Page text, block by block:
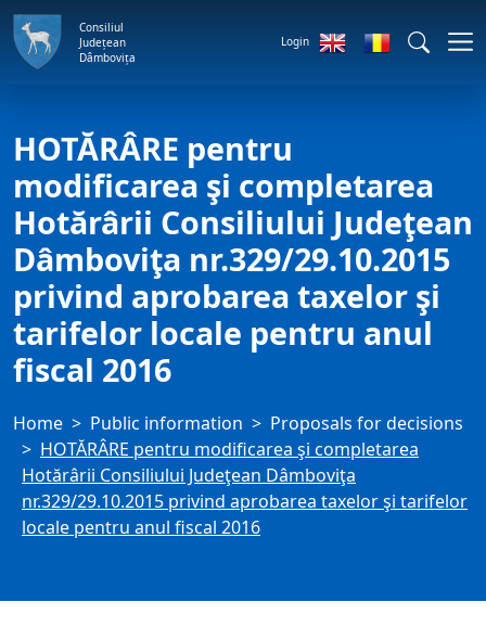
Consiliul
Județean
Dâmbovița
Login
HOTĂRÂRE pentru
modificarea şi completarea
Hotărârii Consiliului Judeţean
Dâmboviţa nr.329/29.10.2015
privind aprobarea taxelor şi
tarifelor locale pentru anul
fiscal 2016
Home Public information
Proposals for decisions
HOTĂRÂRE pentru modificarea şi completarea
Hotărârii Consiliului Judeţean Dâmboviţa
nr.329/29.10.2015 privind aprobarea taxelor şi tarifelor
locale pentru anul fiscal 2016